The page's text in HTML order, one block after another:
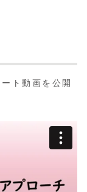
ト動画を公開